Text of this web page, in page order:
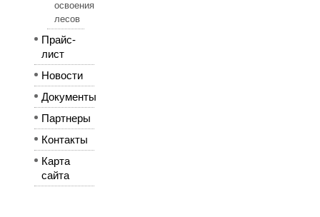
освоения
лесов
Прайс-
лист
Новости
Документы
Партнеры
Контакты
Карта
сайта